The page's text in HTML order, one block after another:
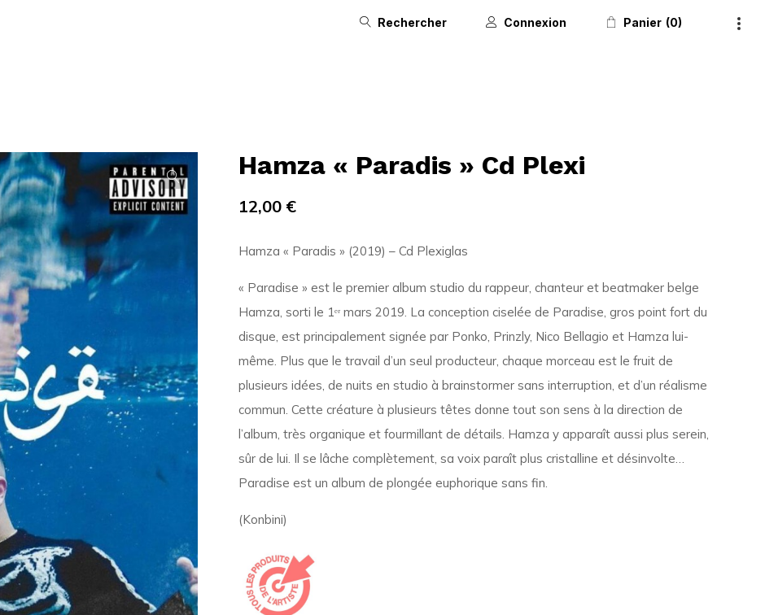
Rechercher Connexion Panier 0
Hamza « Paradis » Cd Plexi
12,00 €
Hamza « Paradis » (2019) – Cd Plexiglas
« Paradise » est le premier album studio du rappeur, chanteur et beatmaker belge
Hamza, sorti le 1ᵉʳ mars 2019. La conception ciselée de Paradise, gros point fort du
disque, est principalement signée par Ponko, Prinzly, Nico Bellagio et Hamza lui-
même. Plus que le travail d’un seul producteur, chaque morceau est le fruit de
plusieurs idées, de nuits en studio à brainstormer sans interruption, et d’un réalisme
commun. Cette créature à plusieurs têtes donne tout son sens à la direction de
l’album, très organique et fourmillant de détails. Hamza y apparaît aussi plus serein,
sûr de lui. Il se lâche complètement, sa voix paraît plus cristalline et désinvolte…
Paradise est un album de plongée euphorique sans fin.
(Konbini)